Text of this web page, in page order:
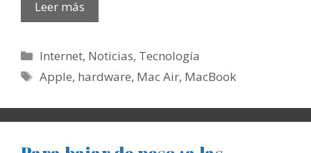
Leer más
Categorías
Internet, Noticias, Tecnología
Etiquetas
Apple, hardware, Mac Air, MacBook